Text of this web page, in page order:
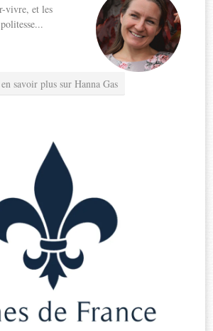
vivre, et les
savoir plus sur Hanna Gas